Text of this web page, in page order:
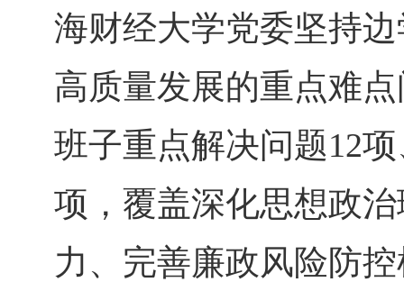
海财经大学党委坚持
高质量发展的重点难
班子重点解决问题12
项，覆盖深化思想政
力、完善廉政风险防